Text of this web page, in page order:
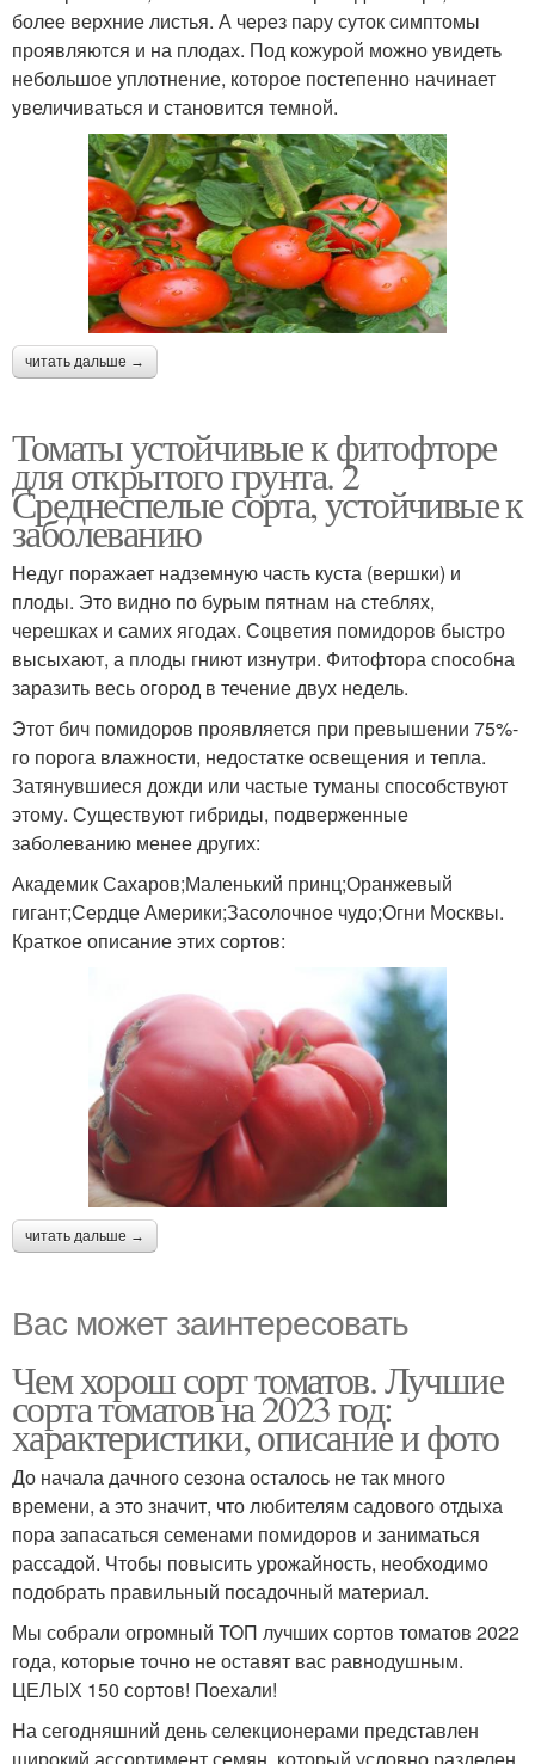
более верхние листья. А через пару суток симптомы
проявляются и на плодах. Под кожурой можно увидеть
небольшое уплотнение, которое постепенно начинает
увеличиваться и становится темной.
читать дальше →
Томаты устойчивые к фитофторе
для открытого грунта. 2
Среднеспелые сорта, устойчивые к
заболеванию
Недуг поражает надземную часть куста (вершки) и
плоды. Это видно по бурым пятнам на стеблях,
черешках и самих ягодах. Соцветия помидоров быстро
высыхают, а плоды гниют изнутри. Фитофтора способна
заразить весь огород в течение двух недель.
Этот бич помидоров проявляется при превышении 75%-
го порога влажности, недостатке освещения и тепла.
Затянувшиеся дожди или частые туманы способствуют
этому. Существуют гибриды, подверженные
заболеванию менее других:
Академик Сахаров;Маленький принц;Оранжевый
гигант;Сердце Америки;Засолочное чудо;Огни Москвы.
Краткое описание этих сортов:
читать дальше →
Вас может заинтересовать
Чем хорош сорт томатов. Лучшие
сорта томатов на 2023 год:
характеристики, описание и фото
До начала дачного сезона осталось не так много
времени, а это значит, что любителям садового отдыха
пора запасаться семенами помидоров и заниматься
рассадой. Чтобы повысить урожайность, необходимо
подобрать правильный посадочный материал.
Мы собрали огромный ТОП лучших сортов томатов 2022
года, которые точно не оставят вас равнодушным.
ЦЕЛЫХ 150 сортов! Поехали!
На сегодняшний день селекционерами представлен